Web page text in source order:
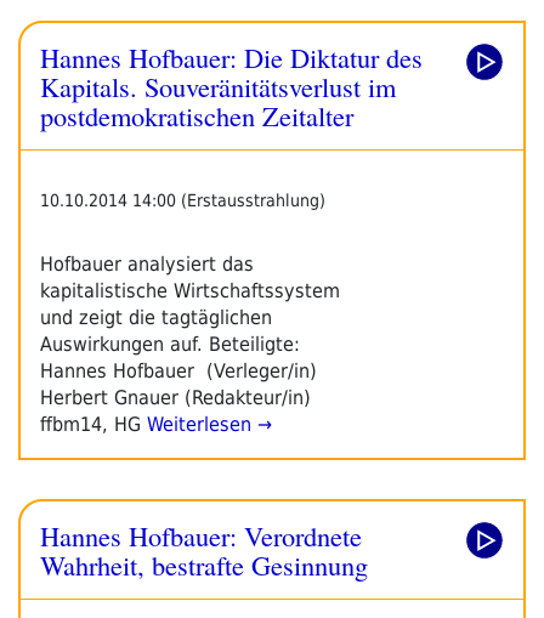
Hannes Hofbauer: Die Diktatur des
Kapitals. Souveränitätsverlust im
postdemokratischen Zeitalter
10.10.2014 14:00 (Erstausstrahlung)
Hofbauer analysiert das
kapitalistische Wirtschaftssystem
und zeigt die tagtäglichen
Auswirkungen auf. Beteiligte:
Hannes Hofbauer (Verleger/in)
Herbert Gnauer (Redakteur/in)
ffbm14, HG Weiterlesen →
Hannes Hofbauer: Verordnete
Wahrheit, bestrafte Gesinnung